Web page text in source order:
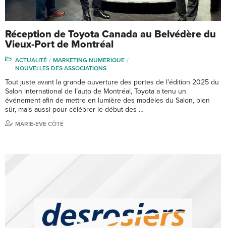
Réception de Toyota Canada au Belvédère du
Vieux-Port de Montréal
ACTUALITÉ
MARKETING NUMERIQUE
NOUVELLES DES ASSOCIATIONS
Tout juste avant la grande ouverture des portes de l’édition 2025 du
Salon international de l’auto de Montréal, Toyota a tenu un
événement afin de mettre en lumière des modèles du Salon, bien
sûr, mais aussi pour célébrer le début des …
MARIE-EVE CÔTÉ